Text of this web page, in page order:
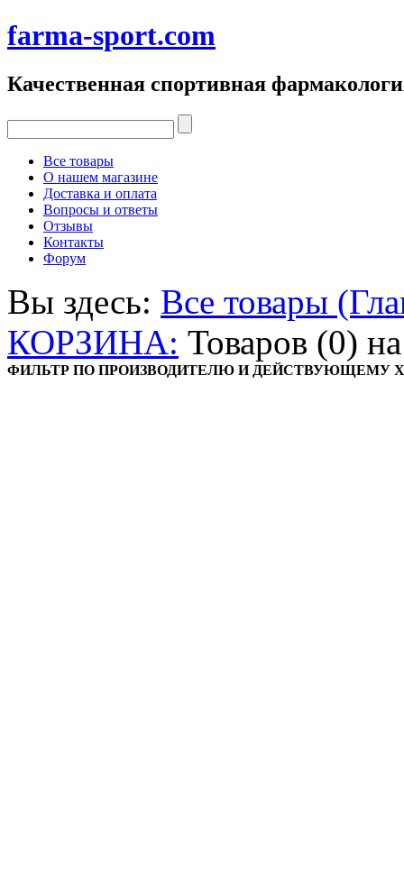
farma-sport.com
Качественная спортивная
Все товары
О нашем магазине
Доставка и оплата
Вопросы и ответы
Отзывы
Контакты
Форум
Вы здесь: Все товары
КОРЗИНА: Товаров (0)
ФИЛЬТР ПО ПРОИЗВОДИТЕЛЮ И ДЕЙСТВУЮЩЕМУ